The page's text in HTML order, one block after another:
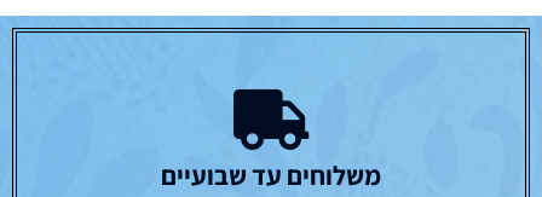
משלוחים עד שבועיים